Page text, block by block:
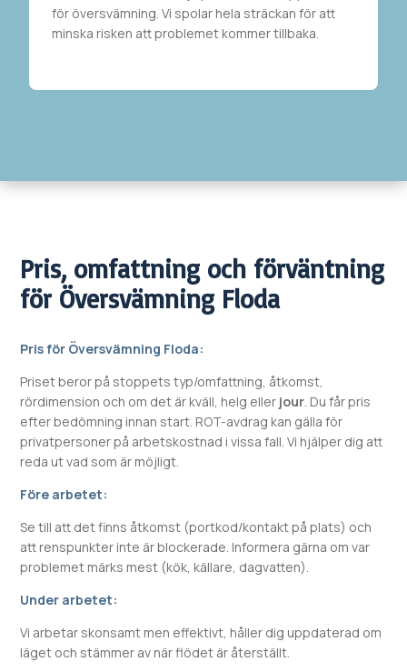
för översvämning. Vi spolar hela sträckan för att
minska risken att problemet kommer tillbaka.
Pris, omfattning och förväntning
för Översvämning Floda
Pris för Översvämning Floda:
Priset beror på stoppets typ/omfattning, åtkomst,
rördimension och om det är kväll, helg eller jour. Du får pris
efter bedömning innan start. ROT-avdrag kan gälla för
privatpersoner på arbetskostnad i vissa fall. Vi hjälper dig att
reda ut vad som är möjligt.
Före arbetet:
Se till att det finns åtkomst (portkod/kontakt på plats) och
att renspunkter inte är blockerade. Informera gärna om var
problemet märks mest (kök, källare, dagvatten).
Under arbetet:
Vi arbetar skonsamt men effektivt, håller dig uppdaterad om
läget och stämmer av när flödet är återställt.